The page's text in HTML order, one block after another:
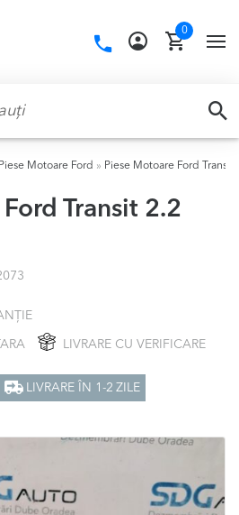
Call
0
Piese Motoare Ford » Piese Motoare Ford Transit
Transit 2.2
LIVRARE CU VERIFICARE
LIVRARE ÎN 1-2 ZILE